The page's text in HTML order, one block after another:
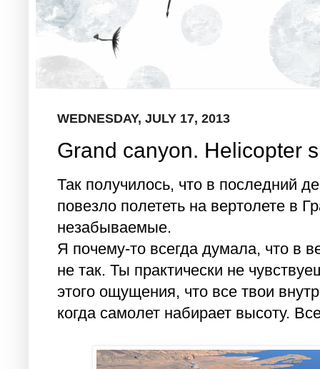
WEDNESDAY, JULY 17, 2013
Grand canyon. Helicopter
Так получилось, что в последний
повезло полететь на вертолете в
незабываемые.
Я почему-то всегда думала, что в
не так. Ты практически не
этого ощущения, что все твои
когда самолет набирает высоту.